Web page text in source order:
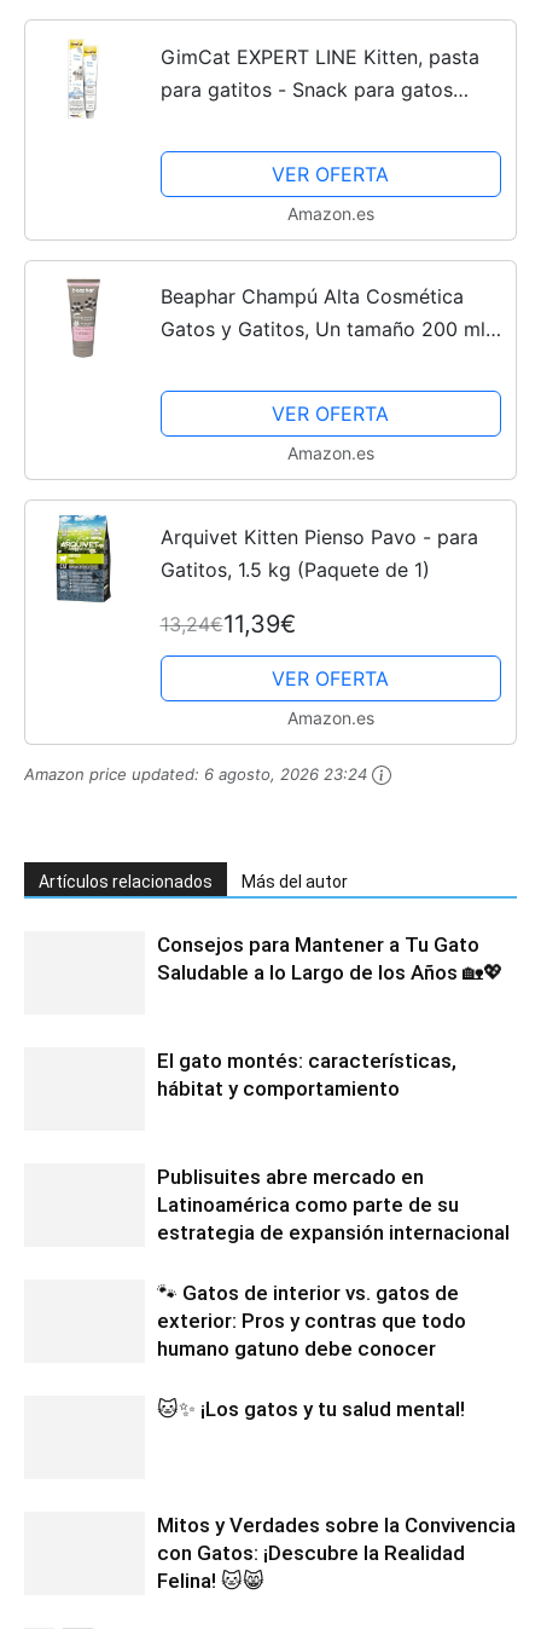
GimCat EXPERT LINE Kitten, pasta
para gatitos - Snack para gatos
de los gatos más pequeños - 1 tubo
(1 x 50 g)
VER OFERTA
Amazon.es
Beaphar Champú Alta Cosmética
Gatos y Gatitos, Un tamaño 200 ml
VER OFERTA
Amazon.es
Arquivet Kitten Pienso Pavo - para
Gatitos, 1.5 kg (Paquete de 1)
13,24€11,39€
VER OFERTA
Amazon.es
Amazon price updated: 6 agosto, 2026 23:24
Artículos relacionados Más del autor
Consejos para Mantener a Tu Gato
Saludable a lo Largo de los Años 🏡💖
El gato montés: características,
hábitat y comportamiento
Publisuites abre mercado en
Latinoamérica como parte de su
estrategia de expansión internacional
🐾 Gatos de interior vs. gatos de
exterior: Pros y contras que todo
humano gatuno debe conocer
🐱✨ ¡Los gatos y tu salud mental!
Mitos y Verdades sobre la Convivencia
con Gatos: ¡Descubre la Realidad
Felina! 🐱😸